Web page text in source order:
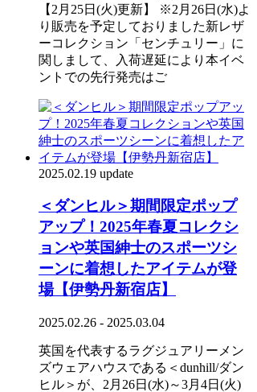
【2月25日(火)更新】 ※2月26日(水)よ
り販売を予定しておりました新レザ
ーコレクション「センチュリー」に
関しまして、入荷遅延により本イベ
ントでの先行発売はご
2025.02.19 update
＜ダンヒル＞期間限定ポップ
アップ！2025年春夏コレクシ
ョンや英国紳士のスポーツシ
ーンに着想したアイテムが登
場【伊勢丹新宿店】
2025.02.26 - 2025.03.04
英国を代表するラグジュアリーメン
ズウェアハウスである＜dunhill/ダン
ヒル＞が、2月26日(水)～3月4日(火)